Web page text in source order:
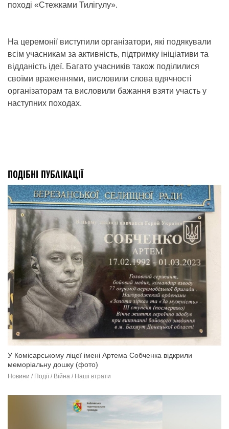
поході «Стежками Тилігулу».
На церемонії виступили організатори, які подякували
всім учасникам за активність, підтримку ініціативи та
відданість ідеї. Багато учасників також поділилися
своїми враженнями, висловили слова вдячності
організаторам та висловили бажання взяти участь у
наступних походах.
ПОДІБНІ ПУБЛІКАЦІЇ
У Комісарському ліцеї імені Артема Собченка відкрили
меморіальну дошку (фото)
Новини / Події / Війна / Наші втрати